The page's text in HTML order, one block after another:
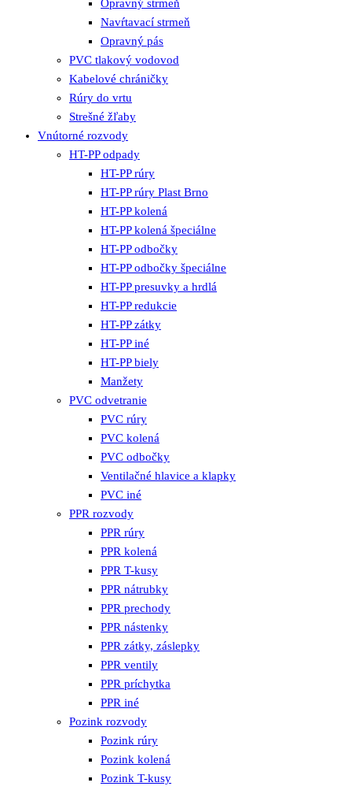
Opravný strmeň
Navŕtavací strmeň
Opravný pás
PVC tlakový vodovod
Kabelové chráničky
Rúry do vrtu
Strešné žľaby
Vnútorné rozvody
HT-PP odpady
HT-PP rúry
HT-PP rúry Plast Brno
HT-PP kolená
HT-PP kolená špeciálne
HT-PP odbočky
HT-PP odbočky špeciálne
HT-PP presuvky a hrdlá
HT-PP redukcie
HT-PP zátky
HT-PP iné
HT-PP biely
Manžety
PVC odvetranie
PVC rúry
PVC kolená
PVC odbočky
Ventilačné hlavice a klapky
PVC iné
PPR rozvody
PPR rúry
PPR kolená
PPR T-kusy
PPR nátrubky
PPR prechody
PPR nástenky
PPR zátky, záslepky
PPR ventily
PPR príchytka
PPR iné
Pozink rozvody
Pozink rúry
Pozink kolená
Pozink T-kusy